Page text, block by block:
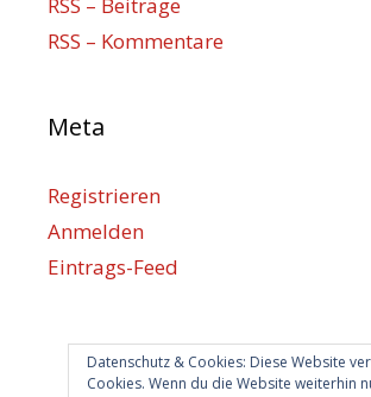
Datenschutz & Cookies: Diese Website
Cookies. Wenn du die Website weiterhin
RSS – Kommentare
Meta
Registrieren
Anmelden
Eintrags-Feed
WordPress.org